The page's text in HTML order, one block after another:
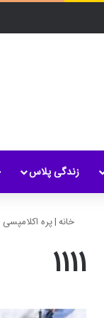
زندگی پلاس
خانه|پره
۱۱۱۱